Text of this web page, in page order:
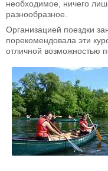
необходимое, ничего
разнообразное.
Организацией поездки
порекомендовала эти
отличной возможностью